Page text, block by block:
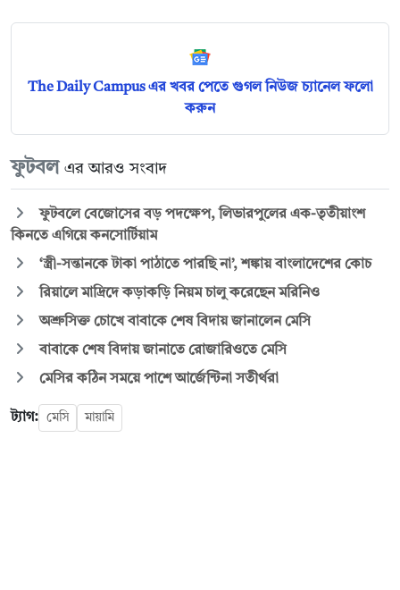
The Daily Campus এর খবর পেতে গুগল নিউজ চ্যানেল ফলো
করুন
ফুটবল এর আরও সংবাদ
ফুটবলে বেজোসের বড় পদক্ষেপ, লিভারপুলের এক-তৃতীয়াংশ
কিনতে এগিয়ে কনসোর্টিয়াম
‘স্ত্রী-সন্তানকে টাকা পাঠাতে পারছি না’, শঙ্কায় বাংলাদেশের কোচ
রিয়ালে মাদ্রিদে কড়াকড়ি নিয়ম চালু করেছেন মরিনিও
অশ্রুসিক্ত চোখে বাবাকে শেষ বিদায় জানালেন মেসি
বাবাকে শেষ বিদায় জানাতে রোজারিওতে মেসি
মেসির কঠিন সময়ে পাশে আর্জেন্টিনা সতীর্থরা
ট্যাগ: মেসি মায়ামি